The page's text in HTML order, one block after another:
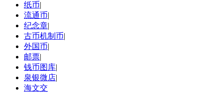
纸币|
流通币|
纪念章|
古币机制币|
外国币|
邮票|
钱币图库|
泉银微店|
海文交